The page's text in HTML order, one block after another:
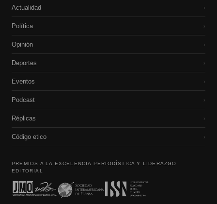
Actualidad ›
Política ›
Opinión ›
Deportes ›
Eventos ›
Podcast ›
Réplicas ›
Código etico ›
PREMIOS A LA EXCELENCIA PERIODÍSTICA Y LIDERAZGO
EDITORIAL